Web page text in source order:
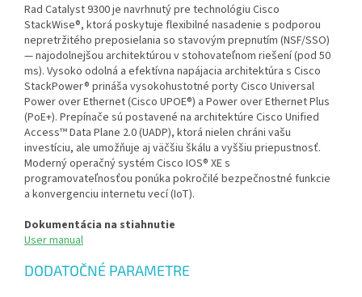
Rad Catalyst 9300 je navrhnutý pre technológiu Cisco
StackWise®, ktorá poskytuje flexibilné nasadenie s podporou
nepretržitého preposielania so stavovým prepnutím (NSF/SSO)
— najodolnejšou architektúrou v stohovateľnom riešení (pod 50
ms). Vysoko odolná a efektívna napájacia architektúra s Cisco
StackPower® prináša vysokohustotné porty Cisco Universal
Power over Ethernet (Cisco UPOE®) a Power over Ethernet Plus
(PoE+). Prepínače sú postavené na architektúre Cisco Unified
Access™ Data Plane 2.0 (UADP), ktorá nielen chráni vašu
investíciu, ale umožňuje aj väčšiu škálu a vyššiu priepustnosť.
Moderný operačný systém Cisco IOS® XE s
programovateľnosťou ponúka pokročilé bezpečnostné funkcie
a konvergenciu internetu vecí (IoT).
Dokumentácia na stiahnutie
User manual
DODATOČNÉ PARAMETRE